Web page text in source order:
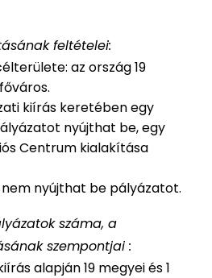
feltételei:
az ország 19
kiírás keretében egy
nyújthat be, egy
Centrum kialakítása
nyújthat be pályázatot.
száma, a
szempontjai :
alapján 19 megyei és 1